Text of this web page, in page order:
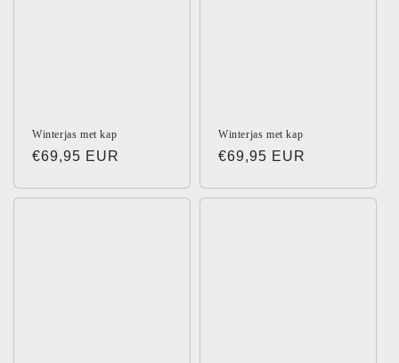
Winterjas met kap
Normale
€69,95 EUR
Winterjas met kap
Normale
€69,95 EUR